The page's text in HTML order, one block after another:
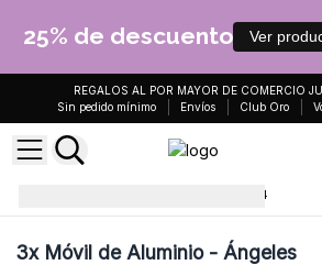
25% de descuento Ver
REGALOS AL POR MAYOR DE COMERCIO
Sin pedido mínimo
Envíos Club Oro
BAM-04
3xMóvil de Aluminio - Ángeles